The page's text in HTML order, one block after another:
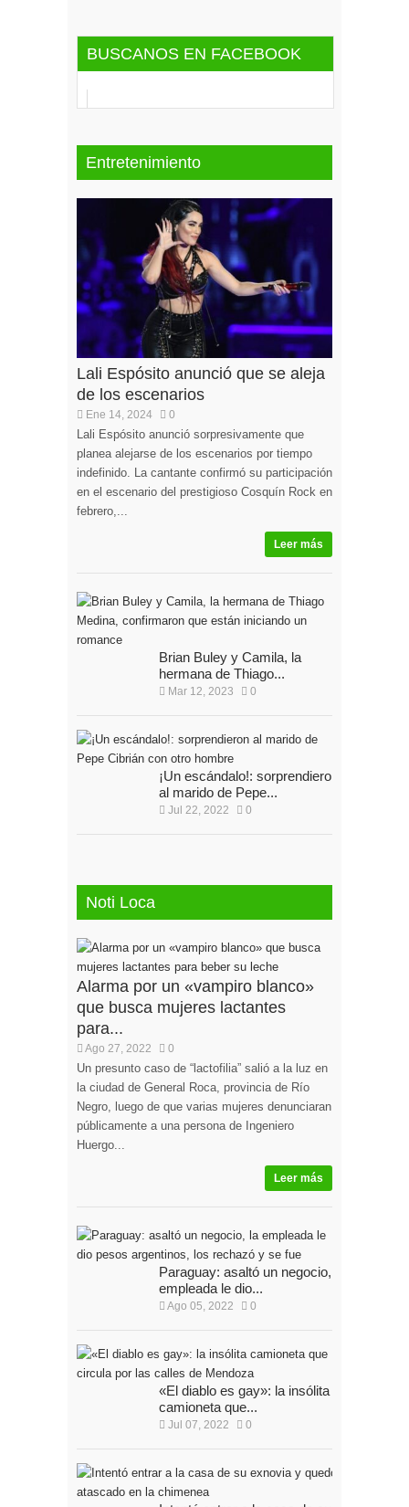
BUSCANOS EN FACEBOOK
Entretenimiento
Lali Espósito anunció que se aleja
de los escenarios
Ene 14, 2024 0
Lali Espósito anunció sorpresivamente que
planea alejarse de los escenarios por tiempo
indefinido. La cantante confirmó su participación
en el escenario del prestigioso Cosquín Rock en
febrero,...
Leer más
Brian Buley y Camila, la
hermana de Thiago...
Mar 12, 2023 0
¡Un escándalo!: sorprendieron
al marido de Pepe...
Jul 22, 2022 0
Noti Loca
Alarma por un «vampiro blanco»
que busca mujeres lactantes
para...
Ago 27, 2022 0
Un presunto caso de “lactofilia” salió a la luz en
la ciudad de General Roca, provincia de Río
Negro, luego de que varias mujeres denunciaran
públicamente a una persona de Ingeniero
Huergo...
Leer más
Paraguay: asaltó un negocio, la
empleada le dio...
Ago 05, 2022 0
«El diablo es gay»: la insólita
camioneta que...
Jul 07, 2022 0